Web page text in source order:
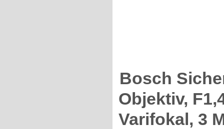
Bosch
Objektiv,
Varifokal, 3